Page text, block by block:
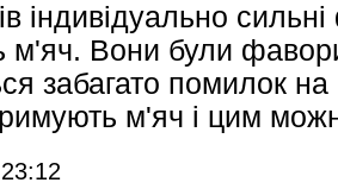
індивідуально
м'яч. Вони були
забагато помилок на
м'яч і цим